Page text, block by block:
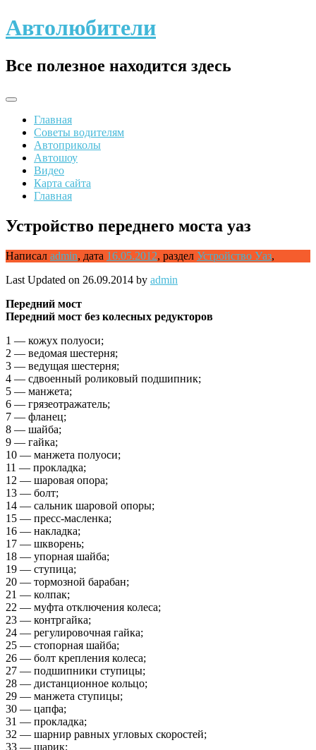
Skip
to
Автолюбители
Все полезное находится здесь
Главная
Советы водителям
Автоприколы
Автошоу
Видео
Карта сайта
Главная
Устройство переднего моста уаз
Написал admin, дата 16.05.2012, раздел Устройство Уаз,
Last Updated on 26.09.2014 by admin
Передний мост
Передний мост без колесных редукторов
1 — кожух полуоси;
2 — ведомая шестерня;
3 — ведущая шестерня;
4 — сдвоенный роликовый подшипник;
5 — манжета;
6 — грязеотражатель;
7 — фланец;
8 — шайба;
9 — гайка;
10 — манжета полуоси;
11 — прокладка;
12 — шаровая опора;
13 — болт;
14 — сальник шаровой опоры;
15 — пресс-масленка;
16 — накладка;
17 — шкворень;
18 — упорная шайба;
19 — ступица;
20 — тормозной барабан;
21 — колпак;
22 — муфта отключения колеса;
23 — контргайка;
24 — регулировочная гайка;
25 — стопорная шайба;
26 — болт крепления колеса;
27 — подшипники ступицы;
28 — дистанционное кольцо;
29 — манжета ступицы;
30 — цапфа;
31 — прокладка;
32 — шарнир равных угловых скоростей;
33 — шарик;